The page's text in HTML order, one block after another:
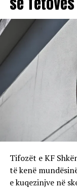
Tifozët e KF
të kenë
e kuqezinjve në